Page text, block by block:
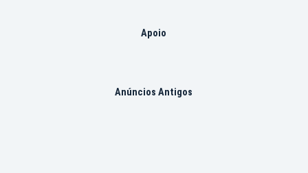
Apoio
Anúncios Antigos